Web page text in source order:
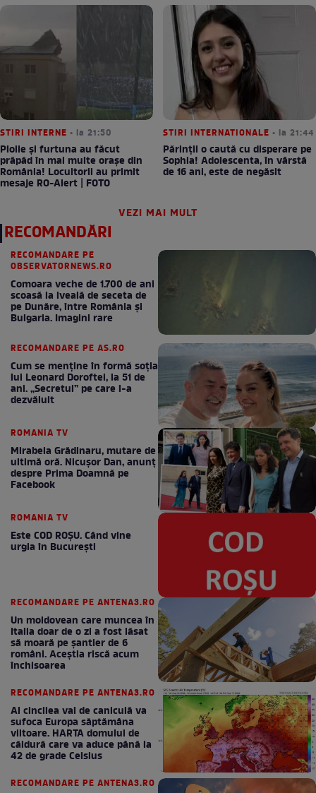
STIRI INTERNE • la 21:50
Ploile și furtuna au făcut
prăpăd în mai multe orașe din
România! Locuitorii au primit
mesaje RO-Alert | FOTO
STIRI INTERNATIONALE • la 21:44
Părinții o caută cu disperare pe
Sophia! Adolescenta, în vârstă
de 16 ani, este de negăsit
VEZI MAI MULT
RECOMANDĂRI
RECOMANDARE PE
OBSERVATORNEWS.RO
Comoara veche de 1.700 de ani
scoasă la iveală de seceta de
pe Dunăre, între România şi
Bulgaria. Imagini rare
RECOMANDARE PE AS.RO
Cum se menţine în formă soţia
lui Leonard Doroftei, la 51 de
ani. „Secretul” pe care l-a
dezvăluit
ROMANIA TV
Mirabela Grădinaru, mutare de
ultimă oră. Nicuşor Dan, anunţ
despre Prima Doamnă pe
Facebook
ROMANIA TV
Este COD ROŞU. Când vine
urgia în Bucureşti
RECOMANDARE PE ANTENA3.RO
Un moldovean care muncea în
Italia doar de o zi a fost lăsat
să moară pe şantier de 6
români. Aceștia riscă acum
închisoarea
RECOMANDARE PE ANTENA3.RO
Al cincilea val de caniculă va
sufoca Europa săptămâna
viitoare. HARTA domului de
căldură care va aduce până la
42 de grade Celsius
RECOMANDARE PE ANTENA3.RO